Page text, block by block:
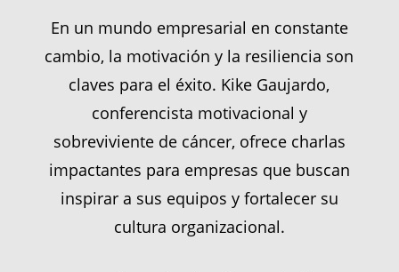
En un mundo empresarial en constante
cambio, la motivación y la resiliencia son
claves para el éxito. Kike Gaujardo,
conferencista motivacional y
sobreviviente de cáncer, ofrece charlas
impactantes para empresas que buscan
inspirar a sus equipos y fortalecer su
cultura organizacional.